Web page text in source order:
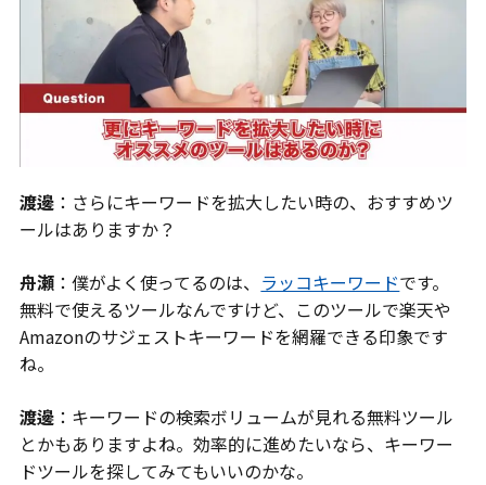
渡邊 ：さらにキーワードを拡大したい時の、おすすめツ
ールはありますか？
舟瀬 ：僕がよく使ってるのは、 ラッコキーワードです。
無料で使えるツールなんですけど、このツールで楽天や
Amazonのサジェストキーワードを網羅できる印象です
ね。
渡邊 ：キーワードの検索ボリュームが見れる無料ツール
とかもありますよね。効率的に進めたいなら、キーワー
ドツールを探してみてもいいのかな。